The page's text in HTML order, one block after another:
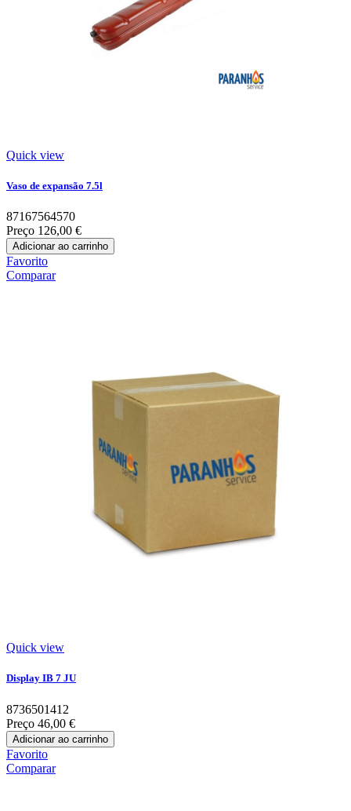
Quick view
Vaso de expansão 7.5l
87167564570
Preço 126,00 €
Adicionar ao carrinho
Favorito
Comparar
Quick view
Display IB 7 JU
8736501412
Preço 46,00 €
Adicionar ao carrinho
Favorito
Comparar